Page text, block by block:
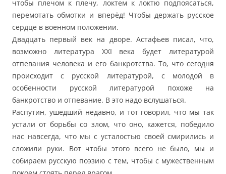
чтобы плечом к плечу, локтем к локтю подпоясаться,
перемотать обмотки и вперёд! Чтобы держать русское
сердце в военном положении.
Двадцать первый век на дворе. Астафьев писал, что,
возможно литература XXI века будет литературой
отпевания человека и его банкротства. То, что сегодня
происходит с русской литературой, с молодой в
особенности русской литературой похоже на
банкротство и отпевание. В это надо вслушаться.
Распутин, ушедший недавно, и тот говорил, что мы так
устали от борьбы со злом, что оно, кажется, победило
нас навсегда, что мы с усталостью своей смирились и
сложили руки. Вот чтобы этого всего не было, мы и
собираем русскую поэзию с тем, чтобы с мужественным